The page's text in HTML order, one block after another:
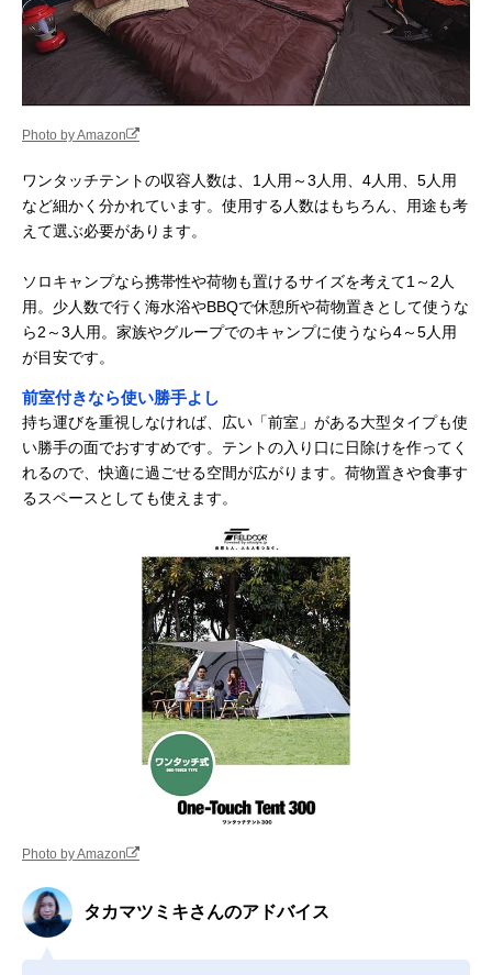
Photo by Amazon
ワンタッチテントの収容人数は、1人用～3人用、4人用、5人用
など細かく分かれています。使用する人数はもちろん、用途も考
えて選ぶ必要があります。
ソロキャンプなら携帯性や荷物も置けるサイズを考えて1～2人
用。少人数で行く海水浴やBBQで休憩所や荷物置きとして使うな
ら2～3人用。家族やグループでのキャンプに使うなら4～5人用
が目安です。
前室付きなら使い勝手よし
持ち運びを重視しなければ、広い「前室」がある大型タイプも使
い勝手の面でおすすめです。テントの入り口に日除けを作ってく
れるので、快適に過ごせる空間が広がります。荷物置きや食事す
るスペースとしても使えます。
Photo by Amazon
タカマツミキさんのアドバイス